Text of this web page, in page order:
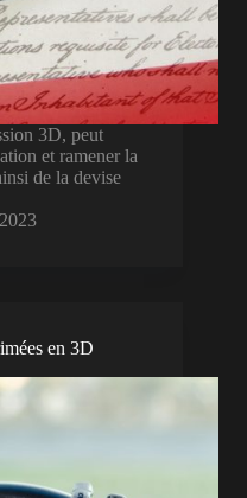
3D, peut
et ramener la
de la devise
en 3D